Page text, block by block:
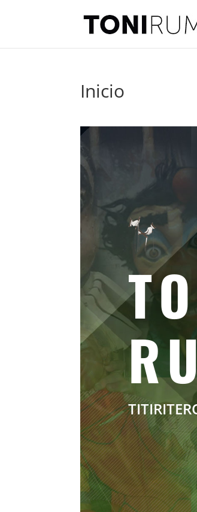
Inicio